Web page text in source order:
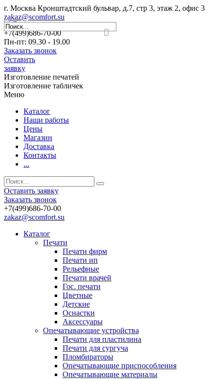
г. Москва Кронштадтский бульвар, д.7, стр 3, этаж 2, офис 3
zakaz@scomfort.su
+7(499)686-70-00
Пн-пт: 09.30 - 19.00
Заказать звонок
Оставить
заявку
Изготовление печатей
Изготовление табличек
Меню
Каталог
Наши работы
Цены
Магазин
Доставка
Контакты
...
Оставить заявку
Заказать звонок
+7(499)686-70-00
zakaz@scomfort.su
Каталог
Печати
Печати фирм
Печати ип
Рельефные
Печати врачей
Гос. печати
Цветные
Детские
Оснастки
Аксессуары
Опечатывающие устройства
Печати для пластилина
Печати для сургуча
Пломбираторы
Опечатывающие приспособления
Опечатывающие материалы